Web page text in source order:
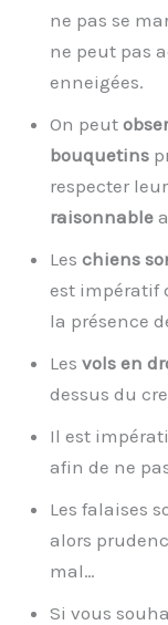
ne pas se
ne peut pas
enneigées.
On peut
bouquetins
respecter
raisonnable
Les chiens
est impératif
la présence
Les vols en
dessus du
Il est
afin de ne
Les falaises
alors
mal…
Si vous